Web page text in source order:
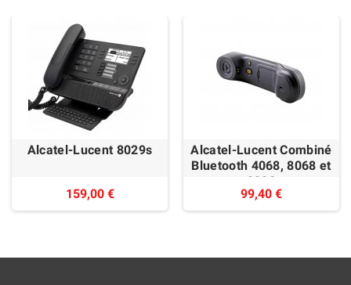
Alcatel-Lucent 8029s
159,00 €
Alcatel-Lucent Combiné
Bluetooth 4068, 8068 et
8082
99,40 €